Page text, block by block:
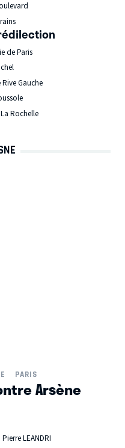
de Paris
Gauche
Rochelle
PARIS
Arsène
LEANDRI